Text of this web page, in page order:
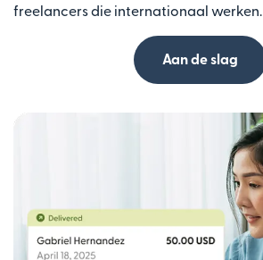
freelancers die internationaal werken.
Aan de slag